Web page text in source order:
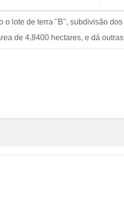
lote de terra "B", subdivisão
de 4,8400 hectares, e dá